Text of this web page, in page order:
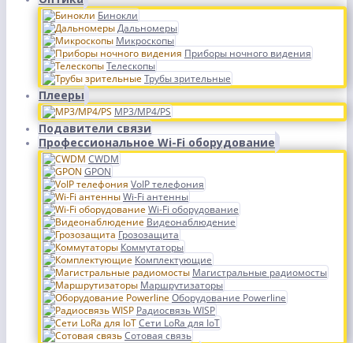
Бинокли
Дальномеры
Микроскопы
Приборы ночного видения
Телескопы
Трубы зрительные
Плееры
MP3/MP4/PS
Подавители связи
Профессиональное Wi-Fi оборудование
CWDM
GPON
VoIP телефония
Wi-Fi антенны
Wi-Fi оборудование
Видеонаблюдение
Грозозащита
Коммутаторы
Комплектующие
Магистральные радиомосты
Маршрутизаторы
Оборудование Powerline
Радиосвязь WISP
Сети LoRa для IoT
Сотовая связь